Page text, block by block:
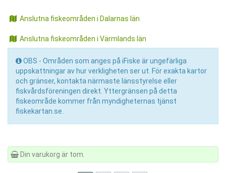
Anslutna fiskeområden i Dalarnas län
Anslutna fiskeområden i Värmlands län
OBS - Områden som anges på iFiske är ungefärliga
uppskattningar av hur verkligheten ser ut. För exakta kartor
och gränser, kontakta närmaste länsstyrelse eller
fiskvårdsföreningen direkt. Yttergränsen på detta
fiskeområde kommer från myndigheternas tjänst
fiskekartan.se.
Din varukorg är tom.